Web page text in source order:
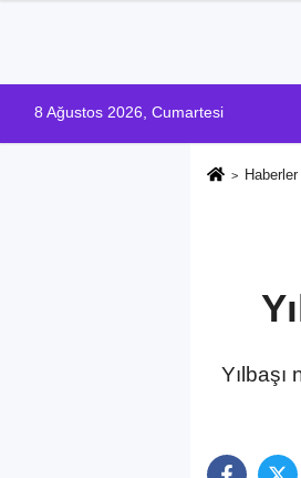
8 Ağustos 2026, Cumartesi
Haberler
Yılbaşı